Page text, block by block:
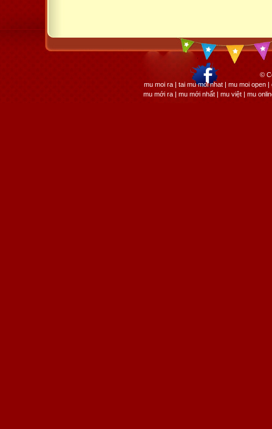
©
mu moi ra | tai mu moi nhat | mu moi open
mu mới ra | mu mới nhất | mu việt | mu